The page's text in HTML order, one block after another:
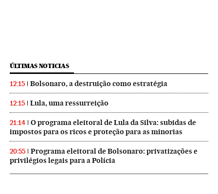
ÚLTIMAS NOTICIAS
12:15 Bolsonaro, a destruição como estratégia
12:15 Lula, uma ressurreição
21:14
O programa eleitoral de Lula da Silva: subidas de
impostos para os ricos e proteção para as minorias
20:55
Programa eleitoral de Bolsonaro: privatizações e
privilégios legais para a Polícia